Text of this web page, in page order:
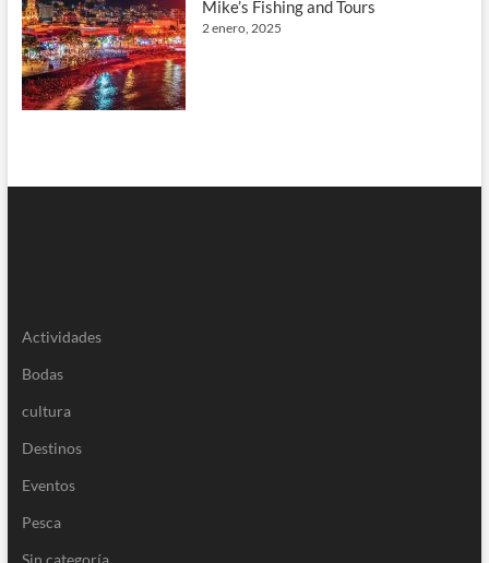
Mike’s Fishing and Tours
2 enero, 2025
Bodas
cultura
Destinos
Eventos
Pesca
Sin categoría